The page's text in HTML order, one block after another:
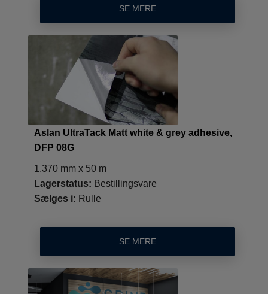
SE MERE
Aslan UltraTack Matt white & grey adhesive,
DFP 08G
1.370 mm x 50 m
Lagerstatus: Bestillingsvare
Sælges i: Rulle
SE MERE